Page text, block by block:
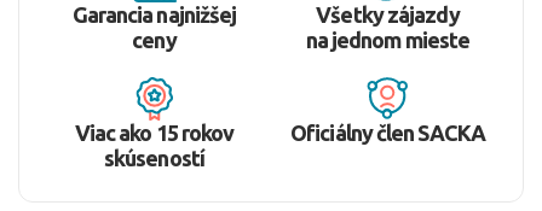
Garancia najnižšej
ceny
Všetky zájazdy
na jednom mieste
Viac ako 15 rokov
skúseností
Oficiálny člen SACKA